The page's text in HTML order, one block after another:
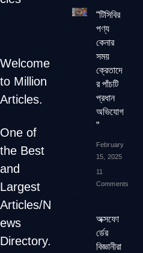
Welcome
to Million
Articles.
One of
the Best
and
Largest
Articles/N
ews
Directory.
“টিসিবির
পণ্য
কেনার
সময়
ক্রেতাদে
র পাঁচটি
প্রধান
অভিযোগ
”
February
15, 2025
11
Comments
অক্সফো
র্ডের
বিজ্ঞানীরা